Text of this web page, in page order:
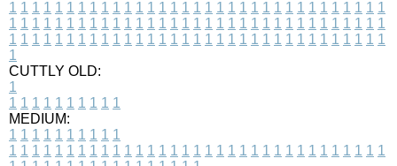
1 1 1 1 1 1 1 1 1 1 1 1 1 1 1 1 1 1 1 1 1 1 1 1 1 1 1 1 1 1 1 1 1
1 1 1 1 1 1 1 1 1 1 1 1 1 1 1 1 1 1 1 1 1 1 1 1 1 1 1 1 1 1 1 1 1
1 1 1 1 1 1 1 1 1 1 1 1 1 1 1 1 1 1 1 1 1 1 1 1 1 1 1 1 1 1 1 1 1
1
CUTTLY OLD:
1
1 1 1 1 1 1 1 1 1 1
MEDIUM:
1 1 1 1 1 1 1 1 1 1
1 1 1 1 1 1 1 1 1 1 1 1 1 1 1 1 1 1 1 1 1 1 1 1 1 1 1 1 1 1 1 1 1